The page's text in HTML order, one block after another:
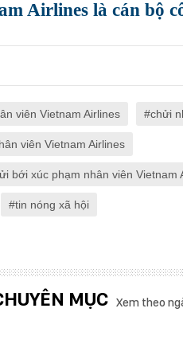
Airlines là cán bộ
viên Vietnam Airlines chửi
viên Vietnam Airlines
bới xúc phạm nhân viên Vietnam
tin nóng xã hội
MỤC Xem theo